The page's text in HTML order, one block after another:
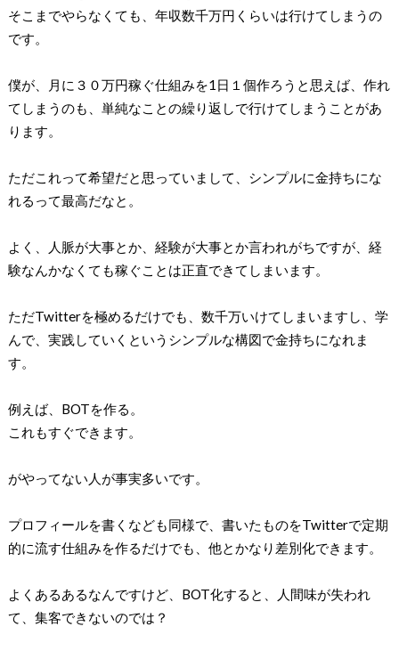
そこまでやらなくても、年収数千万円くらいは行けてしまうの
です。
僕が、月に３０万円稼ぐ仕組みを1日１個作ろうと思えば、作れ
てしまうのも、単純なことの繰り返しで行けてしまうことがあ
ります。
ただこれって希望だと思っていまして、シンプルに金持ちにな
れるって最高だなと。
よく、人脈が大事とか、経験が大事とか言われがちですが、経
験なんかなくても稼ぐことは正直できてしまいます。
ただTwitterを極めるだけでも、数千万いけてしまいますし、学
んで、実践していくというシンプルな構図で金持ちになれま
す。
例えば、BOTを作る。
これもすぐできます。
がやってない人が事実多いです。
プロフィールを書くなども同様で、書いたものをTwitterで定期
的に流す仕組みを作るだけでも、他とかなり差別化できます。
よくあるあるなんですけど、BOT化すると、人間味が失われ
て、集客できないのでは？